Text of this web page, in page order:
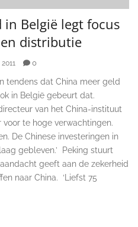
in België legt focus
distributie
0
tendens dat China meer geld
in België gebeurt dat.
van het China-instituut
te hoge verwachtingen.
De Chinese investeringen in
gebleven.’ Peking stuurt
geeft aan de zekerheid
naar China. ‘Liefst 75